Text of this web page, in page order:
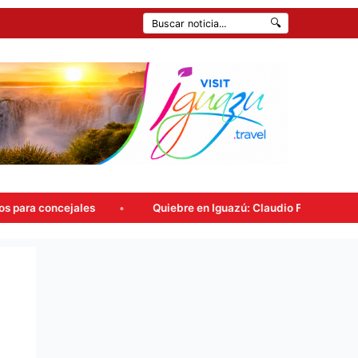
🔍
Quiebre en Iguazú: Claudio Filippa renunció a